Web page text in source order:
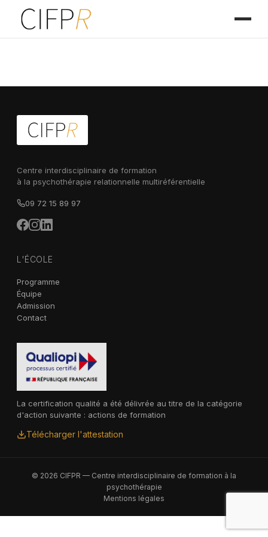
Centre interdisciplinaire de formation
à la psychothérapie relationnelle multiréférentielle
09 72 15 89 97
L'ÉCOLE
Programme
Équipe
Admission
Contact
La certification qualité a été délivrée au titre de la catégorie
d'action suivante : actions de formation
Télécharger l'attestation
© 2026 CIFPR — Centre interdisciplinaire de formation à la
psychothérapie
Mentions légales